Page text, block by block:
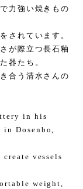
力強い焼きもの
されています。
が際立つ長石釉
器たち。
合う清水さんの
in his
Dosenbo,
vessels
weight,